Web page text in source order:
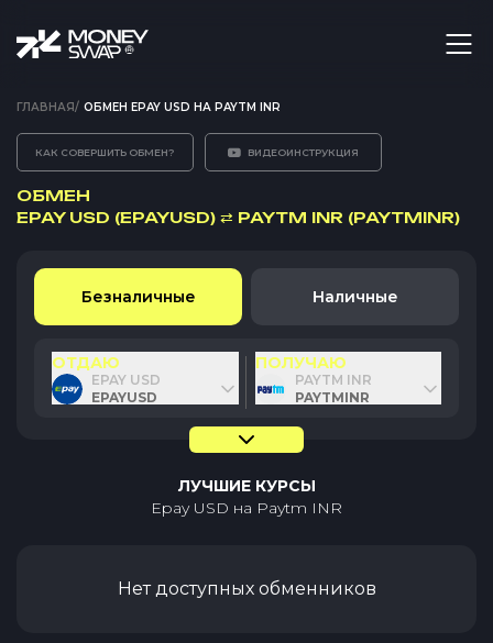
ГЛАВНАЯ/ ОБМЕН EPAY USD НА PAYTM INR
КАК СОВЕРШИТЬ ОБМЕН? ВИДЕОИНСТРУКЦИЯ
ОБМЕН
EPAY USD (EPAYUSD) ⇄ PAYTM INR (PAYTMINR)
Безналичные Наличные
ОТДАЮ
EPAY USD
EPAYUSD
ПОЛУЧАЮ
PAYTM INR
PAYTMINR
ЛУЧШИЕ КУРСЫ
Epay USD на Paytm INR
Нет доступных обменников